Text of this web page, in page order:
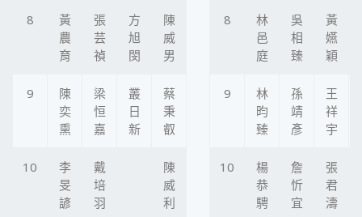
8
黃
農
育
張
芸
禎
方
旭
閔
陳
威
男
8
林
邑
庭
吳
相
臻
黃
嬿
穎
9
陳
奕
熏
梁
恒
嘉
叢
日
新
蔡
秉
叡
9
林
昀
臻
孫
靖
彥
王
祥
宇
10
李
旻
諺
戴
培
羽
陳
威
利
10
楊
恭
騁
詹
忻
宜
張
君
濤